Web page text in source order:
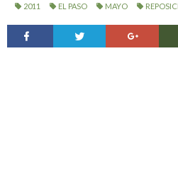
2011 EL PASO MAYO